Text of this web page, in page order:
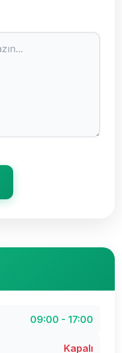
09:00 - 17:00
Kapalı